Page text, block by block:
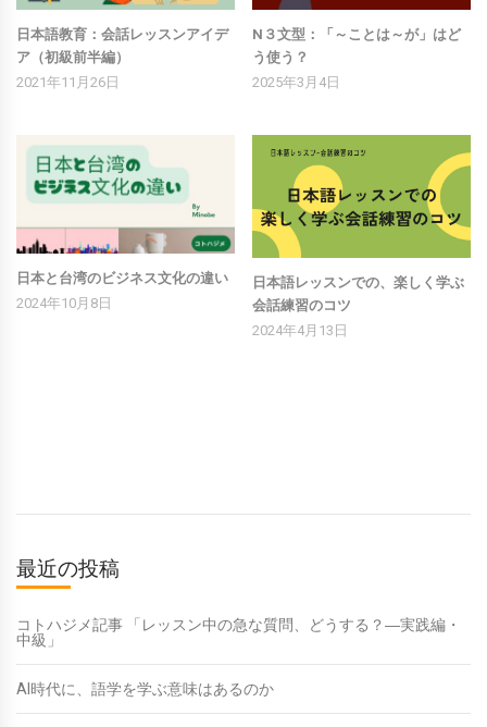
日本語教育：会話レッスンアイデ
ア（初級前半編）
2021年11月26日
N３文型：「～ことは～が」はど
う使う？
2025年3月4日
日本と台湾のビジネス文化の違い
2024年10月8日
日本語レッスンでの、楽しく学ぶ
会話練習のコツ
2024年4月13日
最近の投稿
コトハジメ記事 「レッスン中の急な質問、どうする？―実践編・
中級」
AI時代に、語学を学ぶ意味はあるのか